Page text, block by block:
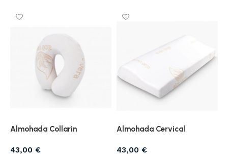
Almohada Collarin
43,00 €
Almohada Cervical
43,00 €